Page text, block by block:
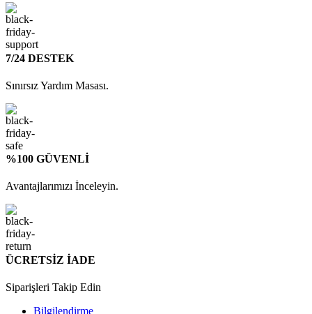
7/24 DESTEK
Sınırsız Yardım Masası.
%100 GÜVENLİ
Avantajlarımızı İnceleyin.
ÜCRETSİZ İADE
Siparişleri Takip Edin
Bilgilendirme